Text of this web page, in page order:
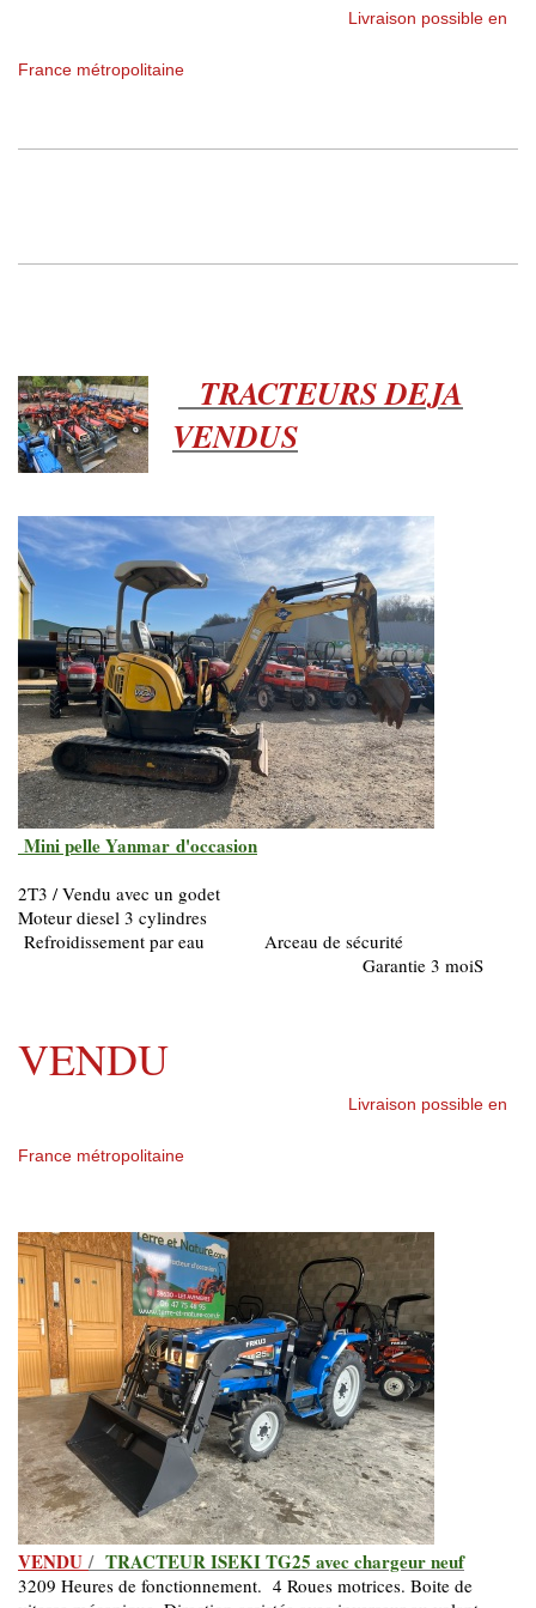
Livraison possible en
France métropolitaine
TRACTEURS DEJA
VENDUS
Mini pelle Yanmar d'occasion
2T3 / Vendu avec un godet
Moteur diesel 3 cylindres
Refroidissement par eau
Arceau de sécurité
Garantie 3 moiS
VENDU
Livraison possible en
France métropolitaine
VENDU/ TRACTEUR ISEKI TG25 avec chargeur neuf
3209 Heures de fonctionnement. 4 Roues motrices. Boite de